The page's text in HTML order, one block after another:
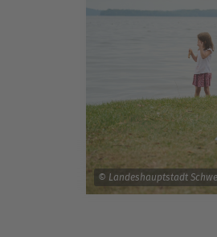
© Landeshauptstadt